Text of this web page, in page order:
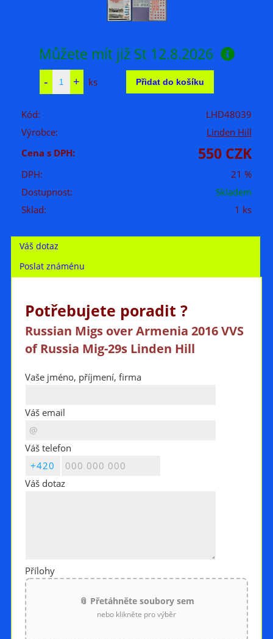
Můžete mít již St 12.8.2026
ks
Kód:
LHD48039
Výrobce:
Linden Hill
Cena s DPH:
550 CZK
DPH:
21 %
Dostupnost:
Skladem
Sklad:
1 ks
Váš dotaz
Poslat známénu
Potřebujete poradit ?
Russian Migs over Armenia 2016 VVS
of Russia Mig-29s Linden Hill
Vaše jméno, příjmení, firma
Váš email
Váš telefon
Váš dotaz
Přílohy
📎 Přetáhněte soubory sem
nebo klikněte pro výběr